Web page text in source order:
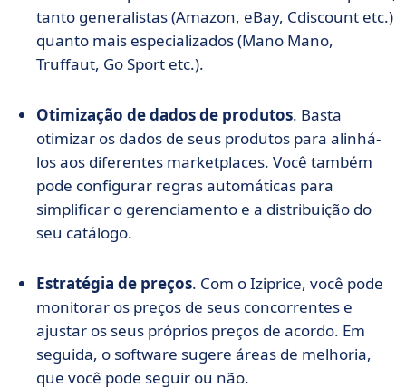
tanto generalistas (Amazon, eBay, Cdiscount etc.)
quanto mais especializados (Mano Mano,
Truffaut, Go Sport etc.).
Otimização de dados de produtos. Basta
otimizar os dados de seus produtos para alinhá-
los aos diferentes marketplaces. Você também
pode configurar regras automáticas para
simplificar o gerenciamento e a distribuição do
seu catálogo.
Estratégia de preços. Com o Iziprice, você pode
monitorar os preços de seus concorrentes e
ajustar os seus próprios preços de acordo. Em
seguida, o software sugere áreas de melhoria,
que você pode seguir ou não.